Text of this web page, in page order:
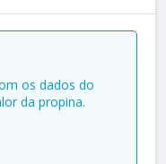
os dados do
da propina.